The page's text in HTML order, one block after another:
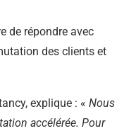
de répondre avec
des clients et
explique : « Nous
accélérée. Pour